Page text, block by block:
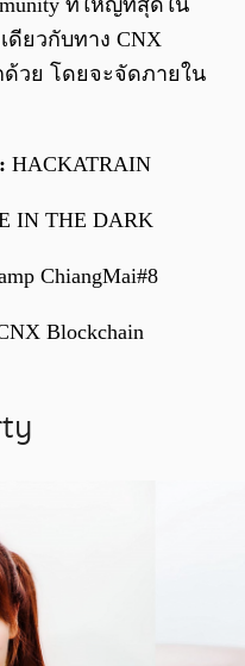
ดียวกับทาง CNX
กด้วย โดยจะจัดภายใน
HACKATRAIN
IN THE DARK
ChiangMai#8
Blockchain